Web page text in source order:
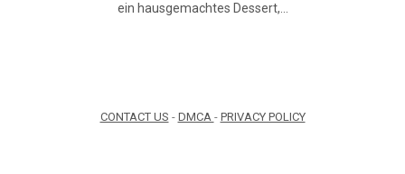
ein hausgemachtes Dessert,…
CONTACT US - DMCA - PRIVACY POLICY